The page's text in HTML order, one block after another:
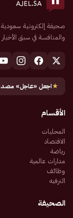
والمنافسة في سبق
★اجعل «عاجل»
الأقسام
المحليات
الاقتصاد
رياضة
مدارات عالمية
وظائف
الترفيه
الصحيفة